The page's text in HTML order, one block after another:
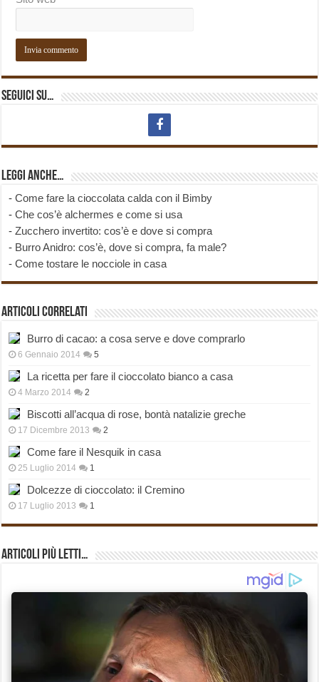
Seguici su…
Leggi anche…
-Come fare la cioccolata calda con il Bimby
-Che cos’è alchermes e come si usa
-Zucchero invertito: cos’è e dove si compra
- Burro Anidro: cos’è, dove si compra, fa male?
-Come tostare le nocciole in casa
Articoli correlati
Burro di cacao: a cosa serve e dove comprarlo
6 Gennaio 2014 5
La ricetta per fare il cioccolato bianco a casa
4 Marzo 2014 2
Biscotti all’acqua di rose, bontà natalizie greche
17 Dicembre 2013 2
Come fare il Nesquik in casa
25 Luglio 2014 1
Dolcezze di cioccolato: il Cremino
17 Luglio 2013 1
Articoli più Letti…